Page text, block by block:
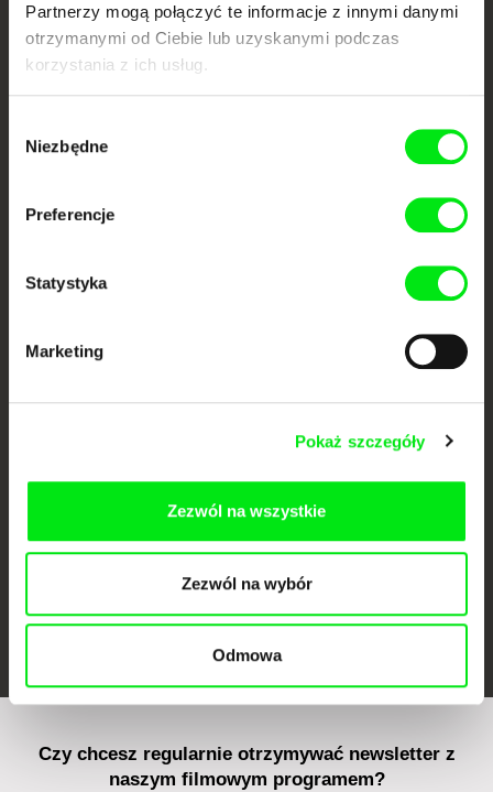
Partnerzy mogą połączyć te informacje z innymi danymi
otrzymanymi od Ciebie lub uzyskanymi podczas
korzystania z ich usług.
zgody
Niezbędne
Preferencje
Statystyka
Marketing
Pokaż szczegóły
Zezwól na wszystkie
Zezwól na wybór
Odmowa
Nowe festiwalowe filmy
każdego tygodnia
współpracy 7 europejskich festiwali kina dokumentalnego. Naszym celem
jest przesuwać granice filmu dokumentalnego, wspierać jego
CPH:DOX Doclisboa
Millennium Docs
DOK Leipzig
FIDMarseille Ji.hlava IDFF Visions du Réel
Czy chcesz regularnie otrzymywać newsletter z
naszym filmowym programem?